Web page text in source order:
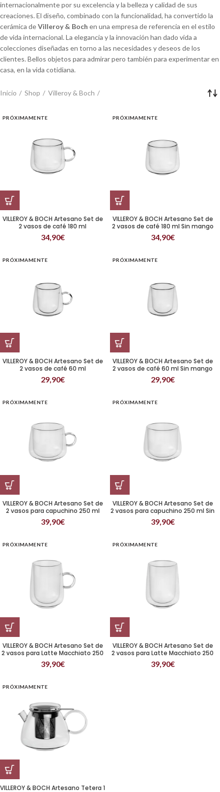
internacionalmente por su excelencia y la belleza y calidad de sus
creaciones. El diseño, combinado con la funcionalidad, ha convertido la
cerámica deVilleroy & Boch en una empresa de referencia en el estilo
de vida internacional. La elegancia y la innovación han dado vida a
colecciones diseñadas en torno a las necesidades y deseos de los
clientes. Bellos objetos para admirar pero también para experimentar en
casa, en la vida cotidiana.
Inicio Shop Villeroy & Boch
PRÓXIMAMENTE
VILLEROY & BOCH Artesano Set de
2 vasos de café 180 ml
34,90€
PRÓXIMAMENTE
VILLEROY & BOCH Artesano Set de
2 vasos de café 180 ml Sin mango
34,90€
PRÓXIMAMENTE
VILLEROY & BOCH Artesano Set de
2 vasos de café 60 ml
29,90€
PRÓXIMAMENTE
VILLEROY & BOCH Artesano Set de
2 vasos de café 60 ml Sin mango
29,90€
PRÓXIMAMENTE
VILLEROY & BOCH Artesano Set de
2 vasos para capuchino 250 ml
39,90€
PRÓXIMAMENTE
VILLEROY & BOCH Artesano Set de
2 vasos para capuchino 250 ml Sin
mango
39,90€
PRÓXIMAMENTE
VILLEROY & BOCH Artesano Set de
2 vasos para Latte Macchiato 250
ml
39,90€
PRÓXIMAMENTE
VILLEROY & BOCH Artesano Set de
2 vasos para Latte Macchiato 250
ml Sin mango
39,90€
PRÓXIMAMENTE
VILLEROY & BOCH Artesano Tetera 1